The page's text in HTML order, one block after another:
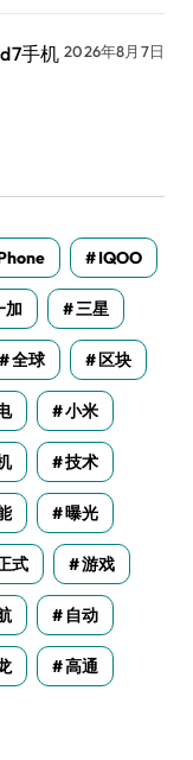
手机 2026年8月7日
IQOO
加 三星
全球 区块
小米
技术
曝光
式 游戏
自动
高通